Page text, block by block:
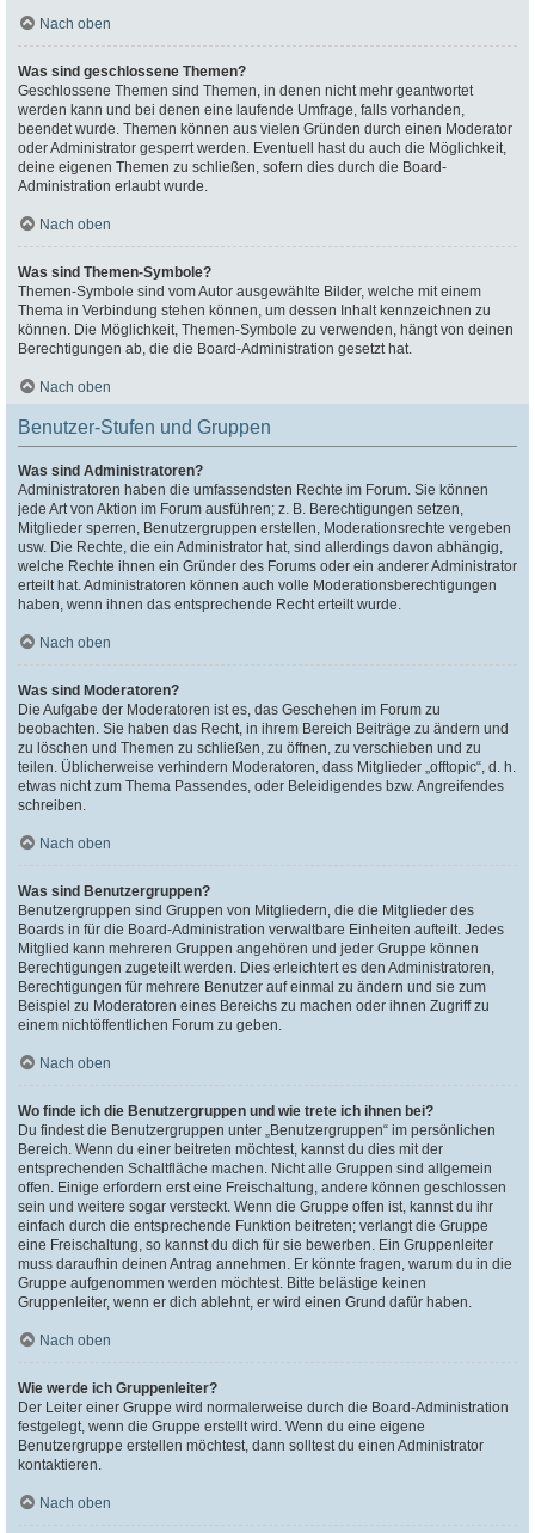
Nach oben
Was sind geschlossene Themen?
Geschlossene Themen sind Themen, in denen nicht mehr geantwortet
werden kann und bei denen eine laufende Umfrage, falls vorhanden,
beendet wurde. Themen können aus vielen Gründen durch einen Moderator
oder Administrator gesperrt werden. Eventuell hast du auch die Möglichkeit,
deine eigenen Themen zu schließen, sofern dies durch die Board-
Administration erlaubt wurde.
Nach oben
Was sind Themen-Symbole?
Themen-Symbole sind vom Autor ausgewählte Bilder, welche mit einem
Thema in Verbindung stehen können, um dessen Inhalt kennzeichnen zu
können. Die Möglichkeit, Themen-Symbole zu verwenden, hängt von deinen
Berechtigungen ab, die die Board-Administration gesetzt hat.
Nach oben
Benutzer-Stufen und Gruppen
Was sind Administratoren?
Administratoren haben die umfassendsten Rechte im Forum. Sie können
jede Art von Aktion im Forum ausführen; z. B. Berechtigungen setzen,
Mitglieder sperren, Benutzergruppen erstellen, Moderationsrechte vergeben
usw. Die Rechte, die ein Administrator hat, sind allerdings davon abhängig,
welche Rechte ihnen ein Gründer des Forums oder ein anderer Administrator
erteilt hat. Administratoren können auch volle Moderationsberechtigungen
haben, wenn ihnen das entsprechende Recht erteilt wurde.
Nach oben
Was sind Moderatoren?
Die Aufgabe der Moderatoren ist es, das Geschehen im Forum zu
beobachten. Sie haben das Recht, in ihrem Bereich Beiträge zu ändern und
zu löschen und Themen zu schließen, zu öffnen, zu verschieben und zu
teilen. Üblicherweise verhindern Moderatoren, dass Mitglieder „offtopic“, d. h.
etwas nicht zum Thema Passendes, oder Beleidigendes bzw. Angreifendes
schreiben.
Nach oben
Was sind Benutzergruppen?
Benutzergruppen sind Gruppen von Mitgliedern, die die Mitglieder des
Boards in für die Board-Administration verwaltbare Einheiten aufteilt. Jedes
Mitglied kann mehreren Gruppen angehören und jeder Gruppe können
Berechtigungen zugeteilt werden. Dies erleichtert es den Administratoren,
Berechtigungen für mehrere Benutzer auf einmal zu ändern und sie zum
Beispiel zu Moderatoren eines Bereichs zu machen oder ihnen Zugriff zu
einem nichtöffentlichen Forum zu geben.
Nach oben
Wo finde ich die Benutzergruppen und wie trete ich ihnen bei?
Du findest die Benutzergruppen unter „Benutzergruppen“ im persönlichen
Bereich. Wenn du einer beitreten möchtest, kannst du dies mit der
entsprechenden Schaltfläche machen. Nicht alle Gruppen sind allgemein
offen. Einige erfordern erst eine Freischaltung, andere können geschlossen
sein und weitere sogar versteckt. Wenn die Gruppe offen ist, kannst du ihr
einfach durch die entsprechende Funktion beitreten; verlangt die Gruppe
eine Freischaltung, so kannst du dich für sie bewerben. Ein Gruppenleiter
muss daraufhin deinen Antrag annehmen. Er könnte fragen, warum du in die
Gruppe aufgenommen werden möchtest. Bitte belästige keinen
Gruppenleiter, wenn er dich ablehnt, er wird einen Grund dafür haben.
Nach oben
Wie werde ich Gruppenleiter?
Der Leiter einer Gruppe wird normalerweise durch die Board-Administration
festgelegt, wenn die Gruppe erstellt wird. Wenn du eine eigene
Benutzergruppe erstellen möchtest, dann solltest du einen Administrator
kontaktieren.
Nach oben